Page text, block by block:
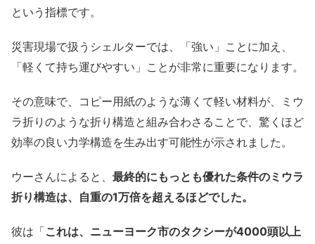
という指標です。
災害現場で扱うシェルターでは、「強い」ことに加え、
「軽くて持ち運びやすい」ことが非常に重要になります。
その意味で、コピー用紙のような薄くて軽い材料が、ミウ
ラ折りのような折り構造と組み合わさることで、驚くほど
効率の良い力学構造を生み出す可能性が示されました。
ウーさんによると、 最終的にもっとも優れた条件のミウラ
折り構造は、自重の1万倍を超えるほどでした。
彼は「これは、ニューヨーク市のタクシーが4000頭以上